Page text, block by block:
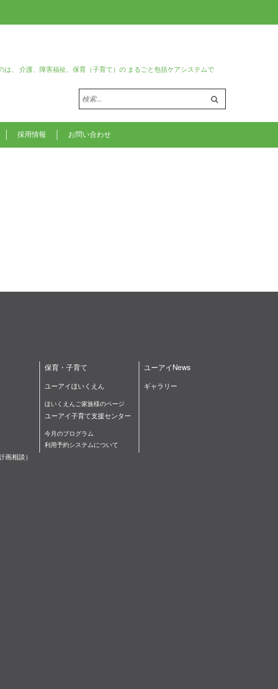
、 介護、障害福祉、保育（子育て）の まるごと包括ケアシステムで
検
索:
採用情報 お問い合わせ
相談）
保育・子育て
ユーアイほいくえん
ほいくえんご家族様のページ
ユーアイ子育て支援センター
今月のプログラム
利用予約システムについて
ユーアイNews
ギャラリー